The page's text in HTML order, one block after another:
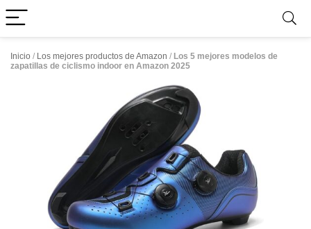
Inicio / Los mejores productos de Amazon / Los 5 mejores modelos de
zapatillas de ciclismo indoor en Amazon 2025